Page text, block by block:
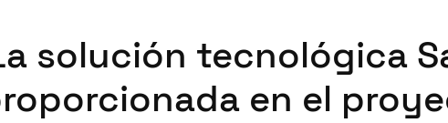
solución tecnológica
en el